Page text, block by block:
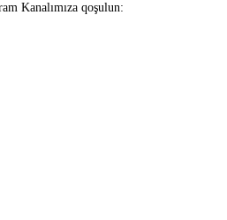
Kanalımıza qoşulun: